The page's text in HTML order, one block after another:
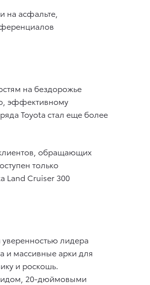
на асфальте,
на бездорожье
эффективному
Toyota стал еще более
обращающих
только
Land Cruiser 300
лидера
и массивные арки для
и роскошь.
20-дюймовыми